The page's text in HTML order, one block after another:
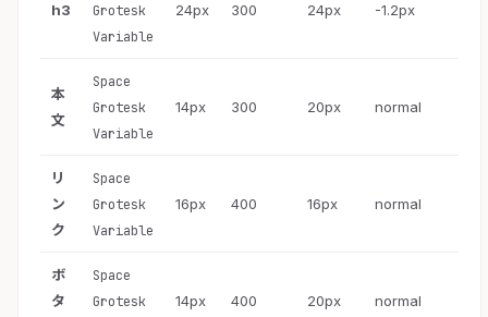
h3
Grotesk
Variable
24px 300 24px -1.2px
本
文
Space
Grotesk
Variable
14px 300 20px normal
リ
ン
ク
Space
Grotesk
Variable
16px 400 16px normal
ボ
タ
Space
Grotesk
14px 400 20px normal